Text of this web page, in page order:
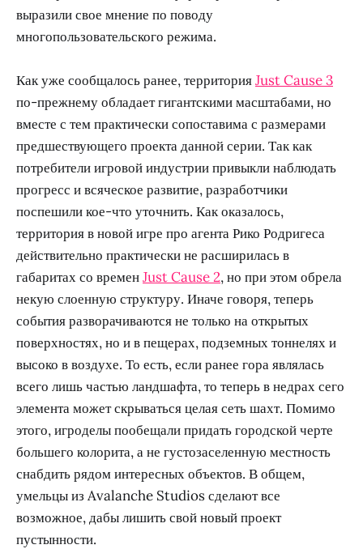
выразили свое мнение по поводу
многопользовательского режима.
Как уже сообщалось ранее, территорияJust Cause 3
по-прежнему обладает гигантскими масштабами, но
вместе с тем практически сопоставима с размерами
предшествующего проекта данной серии. Так как
потребители игровой индустрии привыкли наблюдать
прогресс и всяческое развитие, разработчики
поспешили кое-что уточнить. Как оказалось,
территория в новой игре про агента Рико Родригеса
действительно практически не расширилась в
габаритах со временJust Cause 2, но при этом обрела
некую слоенную структуру. Иначе говоря, теперь
события разворачиваются не только на открытых
поверхностях, но и в пещерах, подземных тоннелях и
высоко в воздухе. То есть, если ранее гора являлась
всего лишь частью ландшафта, то теперь в недрах сего
элемента может скрываться целая сеть шахт. Помимо
этого, игроделы пообещали придать городской черте
большего колорита, а не густозаселенную местность
снабдить рядом интересных объектов. В общем,
умельцы из Avalanche Studios сделают все
возможное, дабы лишить свой новый проект
пустынности.